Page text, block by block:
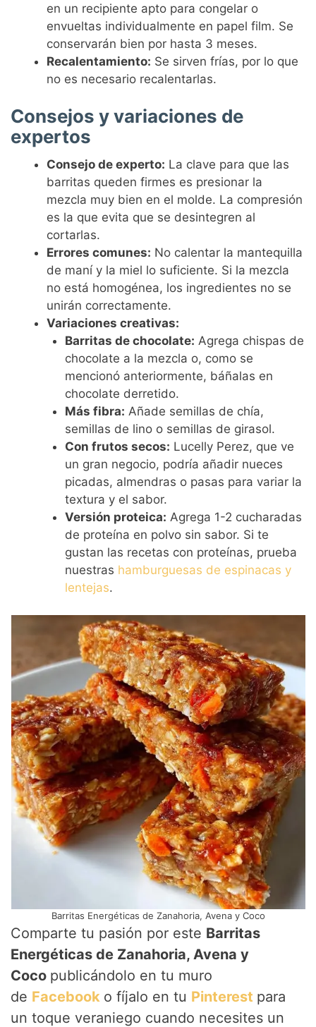
en un recipiente apto para congelar o
envueltas individualmente en papel film. Se
conservarán bien por hasta 3 meses.
Recalentamiento: Se sirven frías, por lo que
no es necesario recalentarlas.
Consejos y variaciones de
expertos
Consejo de experto: La clave para que las
barritas queden firmes es presionar la
mezcla muy bien en el molde. La compresión
es la que evita que se desintegren al
cortarlas.
Errores comunes: No calentar la mantequilla
de maní y la miel lo suficiente. Si la mezcla
no está homogénea, los ingredientes no se
unirán correctamente.
Variaciones creativas:
Barritas de chocolate: Agrega chispas de
chocolate a la mezcla o, como se
mencionó anteriormente, báñalas en
chocolate derretido.
Más fibra: Añade semillas de chía,
semillas de lino o semillas de girasol.
Con frutos secos: Lucelly Perez, que ve
un gran negocio, podría añadir nueces
picadas, almendras o pasas para variar la
textura y el sabor.
Versión proteica: Agrega 1-2 cucharadas
de proteína en polvo sin sabor. Si te
gustan las recetas con proteínas, prueba
nuestras hamburguesas de espinacas y
lentejas.
Barritas Energéticas de Zanahoria, Avena y Coco
Comparte tu pasión por este Barritas
Energéticas de Zanahoria, Avena y
Coco publicándolo en tu muro
de Facebook o fíjalo en tu Pinterest para
un toque veraniego cuando necesites un